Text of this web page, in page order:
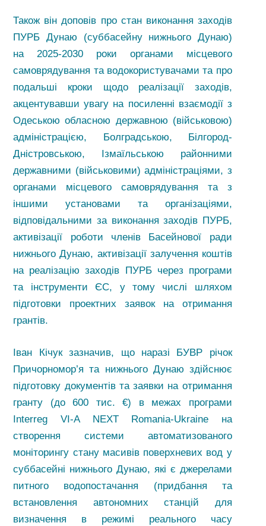
Також він доповів про стан виконання заходів
ПУРБ Дунаю (суббасейну нижнього Дунаю)
на 2025-2030 роки органами місцевого
самоврядування та водокористувачами та про
подальші кроки щодо реалізації заходів,
акцентувавши увагу на посиленні взаємодії з
Одеською обласною державною (військовою)
адміністрацією, Болградською, Білгород-
Дністровською, Ізмаїльською районними
державними (військовими) адміністраціями, з
органами місцевого самоврядування та з
іншими установами та організаціями,
відповідальними за виконання заходів ПУРБ,
активізації роботи членів Басейнової ради
нижнього Дунаю, активізації залучення коштів
на реалізацію заходів ПУРБ через програми
та інструменти ЄС, у тому числі шляхом
підготовки проектних заявок на отримання
грантів.
Іван Кічук зазначив, що наразі БУВР річок
Причорномор’я та нижнього Дунаю здійснює
підготовку документів та заявки на отримання
гранту (до 600 тис. €) в межах програми
Interreg VI-A NEXT Romania-Ukraine на
створення системи автоматизованого
моніторингу стану масивів поверхневих вод у
суббасейні нижнього Дунаю, які є джерелами
питного водопостачання (придбання та
встановлення автономних станцій для
визначення в режимі реального часу